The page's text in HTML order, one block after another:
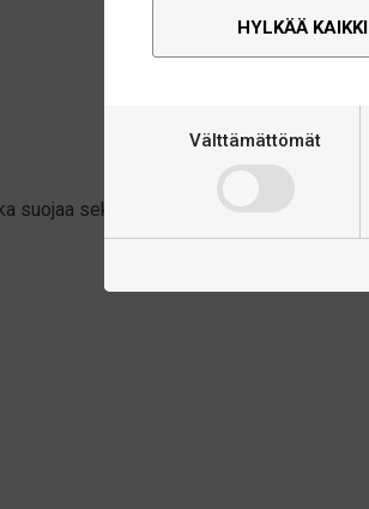
HYLKÄÄ KAIKKI
Välttämättömät
suojaa sekä kumien että rungon reunat.